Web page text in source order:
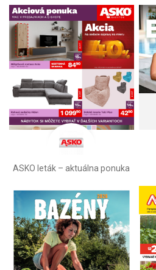
ASKO leták – aktuálna ponuka